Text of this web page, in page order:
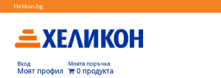
Helikon.bg
Вход
Моят профил
Моята поръчка
0 продукта